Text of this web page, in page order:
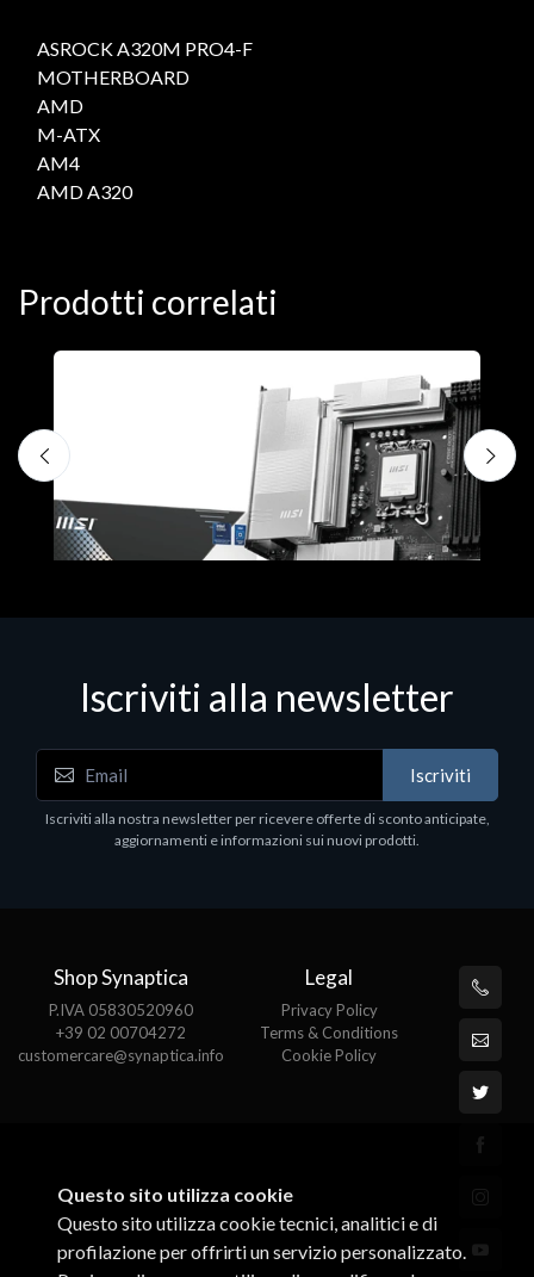
ASROCK A320M PRO4-F
MOTHERBOARD
AMD
M-ATX
AM4
AMD A320
Prodotti correlati
Motherboards - Schede Madri - Mainboard - Soket
MSI PRO Z890-P WIFI
Iscriviti alla newsletter
Iscriviti
Iscriviti alla nostra newsletter per ricevere offerte di sconto anticipate,
aggiornamenti e informazioni sui nuovi prodotti.
Shop Synaptica
P.IVA 05830520960
+39 02 00704272
customercare@synaptica.info
Legal
Privacy Policy
Terms & Conditions
Cookie Policy
Questo sito utilizza cookie
Questo sito utilizza cookie tecnici, analitici e di
profilazione per offrirti un servizio personalizzato.